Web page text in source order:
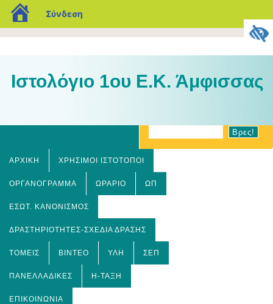
blogs.sch.gr
Σύνδεση
Ιστολόγιο 1ου Ε.Κ. Άμφισσας
ΑΡΧΙΚΉ ΧΡΗΣΙΜΟΙ ΙΣΤΟΤΟΠΟΙ
ΟΡΓΑΝΌΓΡΑΜΜΑ ΩΡΆΡΙΟ ΩΠ
ΕΣΩΤ. ΚΑΝΟΝΙΣΜΌΣ
ΔΡΑΣΤΗΡΙΌΤΗΤΕΣ-ΣΧΈΔΙΑ ΔΡΆΣΗΣ
ΤΟΜΕΊΣ ΒΊΝΤΕΟ ΎΛΗ ΣΕΠ
ΠΑΝΕΛΛΑΔΙΚΈΣ Η-ΤΆΞΗ
ΕΠΙΚΟΙΝΩΝΊΑ